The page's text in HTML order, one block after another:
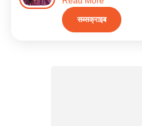
सब्सक्राइब